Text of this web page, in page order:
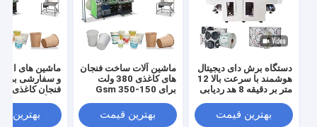
دستگاه برش دای دیجیتال
هوشمند با سرعت بالا 12
متر بر دقیقه 8 هد ردیابی
برچسب چند منظوره
بهترین قیمت
ماشین آلات ساخت فنجان
های کاغذی 380 ولت
برای 150-350 Gsm
بهترین قیمت
ماشین های
و سفارشی برای
150 پی سی / دقیقه
بهترین